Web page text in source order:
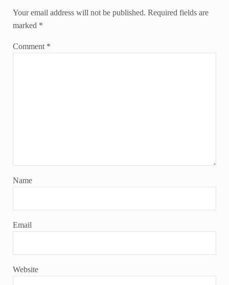
Your email address will not be published. Required fields are
marked *
Comment *
Name
Email
Website